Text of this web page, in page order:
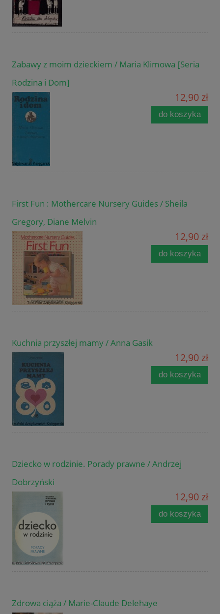
Zabawy z moim dzieckiem / Maria Klimowa [Seria
Rodzina i Dom]
12,90 zł
do koszyka
First Fun : Mothercare Nursery Guides / Sheila
Gregory, Diane Melvin
12,90 zł
do koszyka
Kuchnia przyszłej mamy / Anna Gasik
12,90 zł
do koszyka
Dziecko w rodzinie. Porady prawne / Andrzej
Dobrzyński
12,90 zł
do koszyka
Zdrowa ciąża / Marie-Claude Delehaye